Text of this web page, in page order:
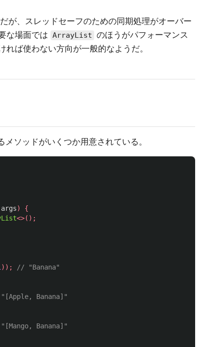
が、スレッドセーフのための同期処理がオーバー
な場面では ArrayList のほうがパフォーマンス
ば使わない方向が一般的なようだ。
ソッドがいくつか用意されている。
args)
{
<>();
)); // "Banana"
Banana]"
Banana]"